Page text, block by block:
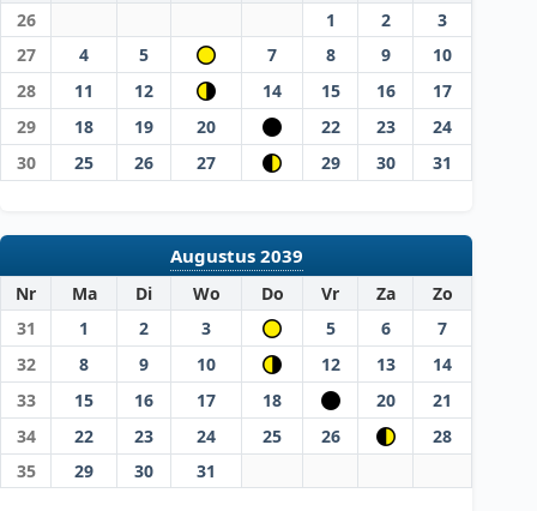
26
1 2
3
27
4 5 7 8 9
10
28
11 12 14 15 16
17
29
18 19 20 22 23
24
30
25 26 27 29 30 31
Augustus 2039
Nr Ma Di Wo Do Vr Za
Zo
31
1 2 3 5 6
7
32
8 9 10 12 13
14
33
15 16 17 18 20
21
34
22 23 24 25 26
28
35
29 30 31